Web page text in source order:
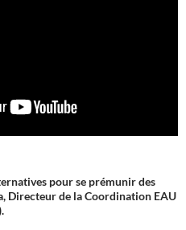
pour se prémunir des
Directeur de la Coordination EAU